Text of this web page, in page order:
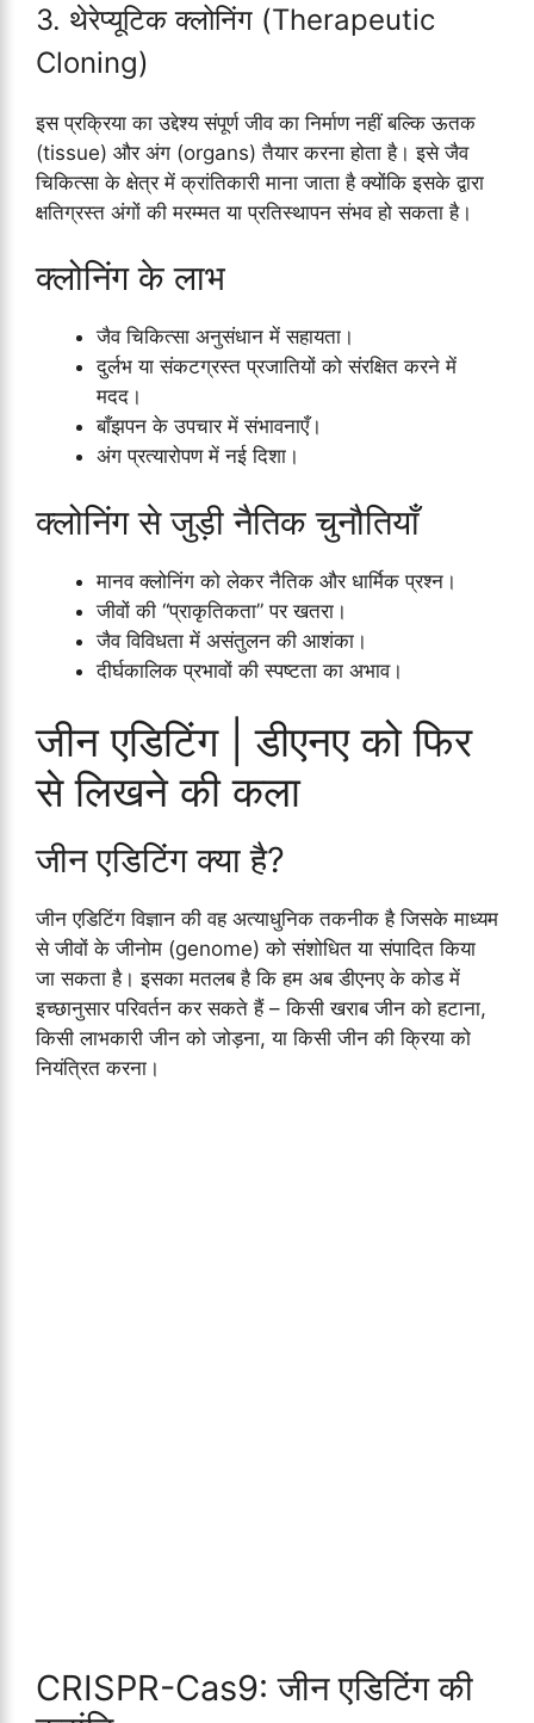
3. थेरेप्यूटिक क्लोनिंग (Therapeutic
Cloning)
इस प्रक्रिया का उद्देश्य संपूर्ण जीव का निर्माण नहीं बल्कि ऊतक
(tissue) और अंग (organs) तैयार करना होता है। इसे जैव
चिकित्सा के क्षेत्र में क्रांतिकारी माना जाता है क्योंकि इसके द्वारा
क्षतिग्रस्त अंगों की मरम्मत या प्रतिस्थापन संभव हो सकता है।
क्लोनिंग के लाभ
जैव चिकित्सा अनुसंधान में सहायता।
दुर्लभ या संकटग्रस्त प्रजातियों को संरक्षित करने में
मदद।
बाँझपन के उपचार में संभावनाएँ।
अंग प्रत्यारोपण में नई दिशा।
क्लोनिंग से जुड़ी नैतिक चुनौतियाँ
मानव क्लोनिंग को लेकर नैतिक और धार्मिक प्रश्न।
जीवों की “प्राकृतिकता” पर खतरा।
जैव विविधता में असंतुलन की आशंका।
दीर्घकालिक प्रभावों की स्पष्टता का अभाव।
जीन एडिटिंग | डीएनए को फिर
से लिखने की कला
जीन एडिटिंग क्या है?
जीन एडिटिंग विज्ञान की वह अत्याधुनिक तकनीक है जिसके माध्यम
से जीवों के जीनोम (genome) को संशोधित या संपादित किया
जा सकता है। इसका मतलब है कि हम अब डीएनए के कोड में
इच्छानुसार परिवर्तन कर सकते हैं – किसी खराब जीन को हटाना,
किसी लाभकारी जीन को जोड़ना, या किसी जीन की क्रिया को
नियंत्रित करना।
CRISPR-Cas9: जीन एडिटिंग की